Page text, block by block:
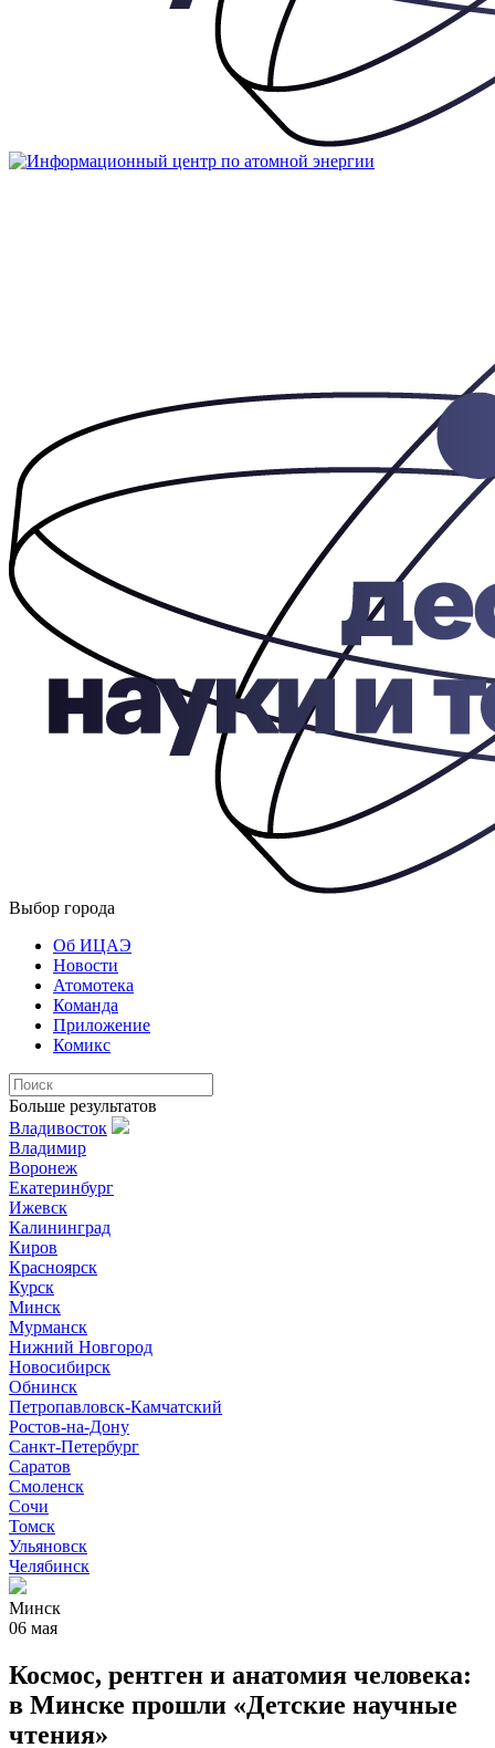
Выбор города
Об ИЦАЭ
Новости
Атомотека
Команда
Приложение
Комикс
Больше результатов
Владивосток
Владимир
Воронеж
Екатеринбург
Ижевск
Калининград
Киров
Красноярск
Курск
Минск
Мурманск
Нижний Новгород
Новосибирск
Обнинск
Петропавловск-Камчатский
Ростов-на-Дону
Санкт-Петербург
Саратов
Смоленск
Сочи
Томск
Ульяновск
Челябинск
Минск
06 мая
Космос, рентген и анатомия человека:
в Минске прошли «Детские научные
чтения»